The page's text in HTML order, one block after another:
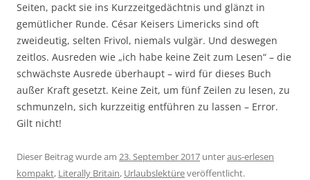
Seiten, packt sie ins Kurzzeitgedächtnis und glänzt in
gemütlicher Runde. César Keisers Limericks sind oft
zweideutig, selten Frivol, niemals vulgär. Und deswegen
zeitlos. Ausreden wie „ich habe keine Zeit zum Lesen“ – die
schwächste Ausrede überhaupt – wird für dieses Buch
außer Kraft gesetzt. Keine Zeit, um fünf Zeilen zu lesen, zu
schmunzeln, sich kurzzeitig entführen zu lassen – Error.
Gilt nicht!
Dieser Beitrag wurde am 23. September 2017 unteraus-erlesen
kompakt, Literally Britain, Urlaubslektüreveröffentlicht.